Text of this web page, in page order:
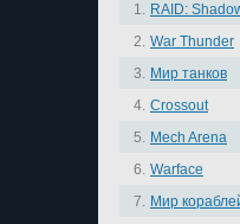
1. RAID:
2. War Thunder
3. Мир танков
4. Crossout
5. Mech Arena
6. Warface
7. Мир